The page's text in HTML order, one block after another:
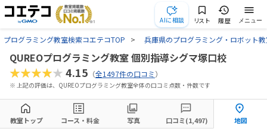
AIに相談 リスト 履歴 メニュー
プログラミング教室検索コエテコTOP 兵庫県のプログラミング・ロボット
QUREOプログラミング教室 個別指導シグマ塚口校
★★★★★4.15 （全1497件の口コミ）
※ 上記の評価は、QUREOプログラミング教室全体の口コミ点数・件数です
教室トップ コース・料金 写真 口コミ(1,497) 地図